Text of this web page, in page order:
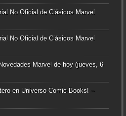
No Oficial de Clásicos Marvel
No Oficial de Clásicos Marvel
Novedades Marvel de hoy (jueves, 6
en Universo Comic-Books! –